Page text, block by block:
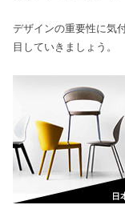
デザインの重要性に気
目していきましょう。